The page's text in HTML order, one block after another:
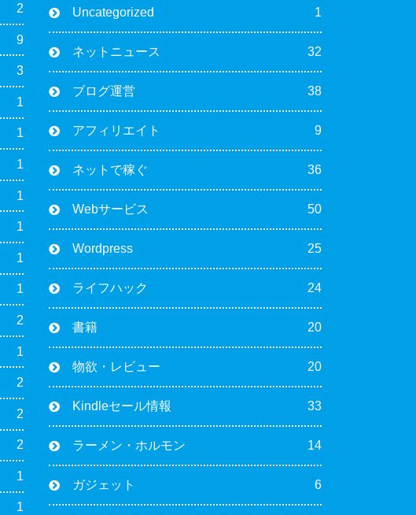
2
9
3
1
1
1
1
1
1
1
2
1
2
2
2
1
1
Uncategorized 1
ネットニュース 32
ブログ運営 38
アフィリエイト 9
ネットで稼ぐ 36
Webサービス 50
Wordpress 25
ライフハック 24
書籍 20
物欲・レビュー 20
Kindleセール情報 33
ラーメン・ホルモン 14
ガジェット 6